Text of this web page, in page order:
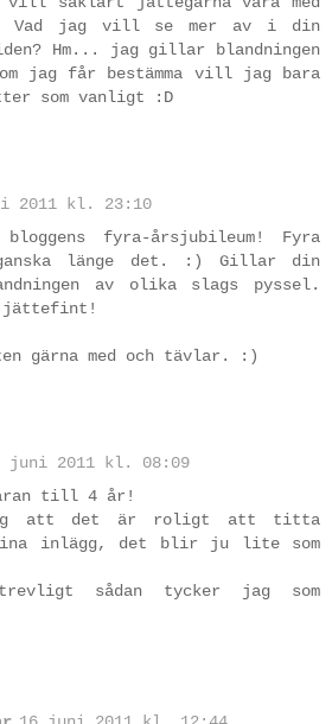
Vad jag vill se mer av i din
Hm... jag gillar blandningen
jag får bestämma vill jag bara
som vanligt :D
2011 kl. 23:10
fyra-årsjubileum! Fyra
länge det. :) Gillar din
av olika slags pyssel.
jättefint!
gärna med och tävlar. :)
juni 2011 kl. 08:09
äran till 4 år!
att det är roligt att titta
inlägg, det blir ju lite som
trevligt sådan tycker jag som